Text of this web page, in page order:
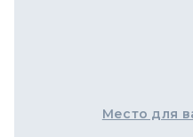
Место для